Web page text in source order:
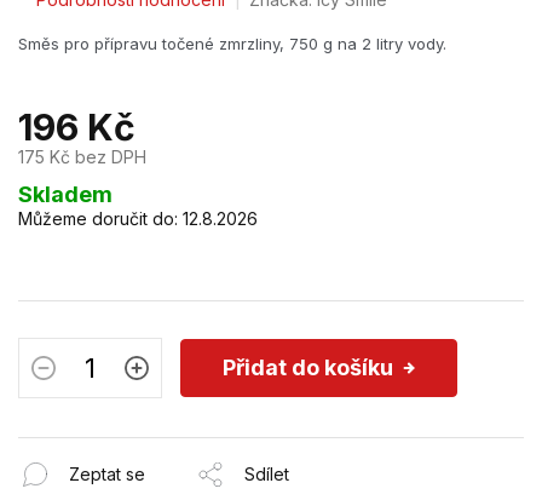
produktu
z
5
hvězdiček.
Směs pro přípravu točené zmrzliny, 750 g na 2 litry vody.
196 Kč
175 Kč bez DPH
Měrná
cena:
Skladem
Můžeme doručit do: 12.8.2026
Přidat do košíku
Zeptat se Sdílet